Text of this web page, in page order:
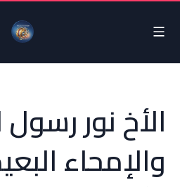
الأخ نور
والإمحاء